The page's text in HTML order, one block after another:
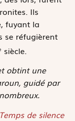
Ils
fuyant la
se réfugièrent
siècle.
obtint une
guidé par
Temps de silence